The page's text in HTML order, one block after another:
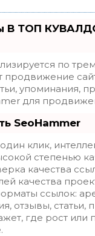
В ТОП
по
продвижение
упоминания,
для
SeoHammer
клик,
степенью
качества
качества
ссылок:
отзывы, статьи,
где рост или